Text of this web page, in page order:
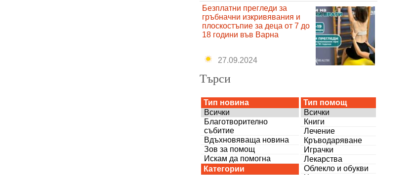
Безплатни прегледи за
гръбначни изкривявания и
плоскостъпие за деца от 7 до
18 години във Варна
27.09.2024
Търси
Тип новина
Всички
Благотворително
събитие
Вдъхновяваща новина
Зов за помощ
Искам да помогна
Категории
Тип помощ
Всички
Книги
Лечение
Кръводаряване
Играчки
Лекарства
Облекло и обукви